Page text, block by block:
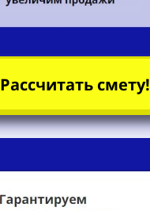
Рассчитать смету!